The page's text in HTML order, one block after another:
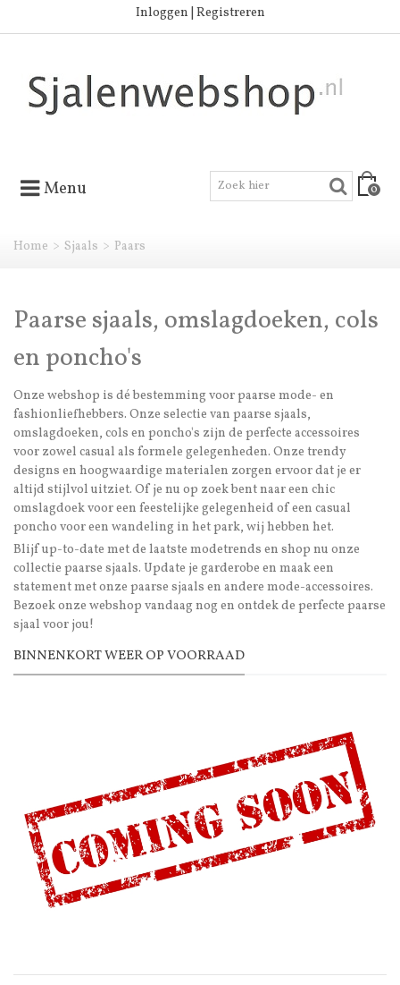
Inloggen | Registreren
Menu 0
Home > Sjaals > Paars
Paarse sjaals, omslagdoeken, cols
en poncho's
Onze webshop is dé bestemming voor paarse mode- en
fashionliefhebbers. Onze selectie van paarse sjaals,
omslagdoeken, cols en poncho's zijn de perfecte accessoires
voor zowel casual als formele gelegenheden. Onze trendy
designs en hoogwaardige materialen zorgen ervoor dat je er
altijd stijlvol uitziet. Of je nu op zoek bent naar een chic
omslagdoek voor een feestelijke gelegenheid of een casual
poncho voor een wandeling in het park, wij hebben het.
Blijf up-to-date met de laatste modetrends en shop nu onze
collectie paarse sjaals. Update je garderobe en maak een
statement met onze paarse sjaals en andere mode-accessoires.
Bezoek onze webshop vandaag nog en ontdek de perfecte paarse
sjaal voor jou!
BINNENKORT WEER OP VOORRAAD